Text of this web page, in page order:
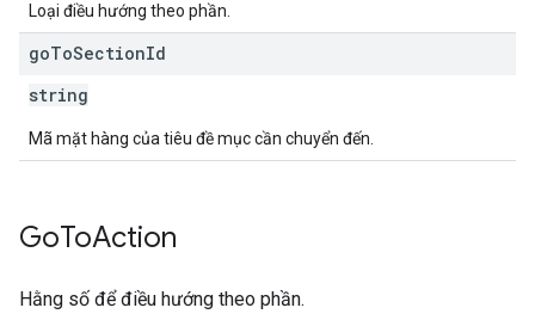
Loại điều hướng theo phần.
goToSectionId
string
Mã mặt hàng của tiêu đề mục cần chuyển đến.
GoToAction
Hằng số để điều hướng theo phần.